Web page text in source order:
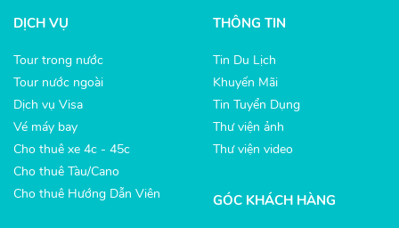
DỊCH VỤ
Tour trong nước
Tour nước ngoài
Dịch vụ Visa
Vé máy bay
Cho thuê xe 4c - 45c
Cho thuê Tàu/Cano
Cho thuê Hướng Dẫn Viên
THÔNG TIN
Tin Du Lịch
Khuyến Mãi
Tin Tuyển Dụng
Thư viện ảnh
Thư viện video
GÓC KHÁCH HÀNG